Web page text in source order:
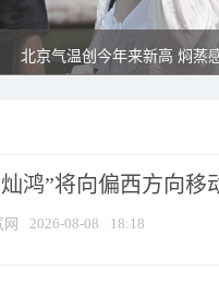
北京气温创今年来新高 焖蒸
鸿”将向偏西方向移
网 2026-08-08 18:18